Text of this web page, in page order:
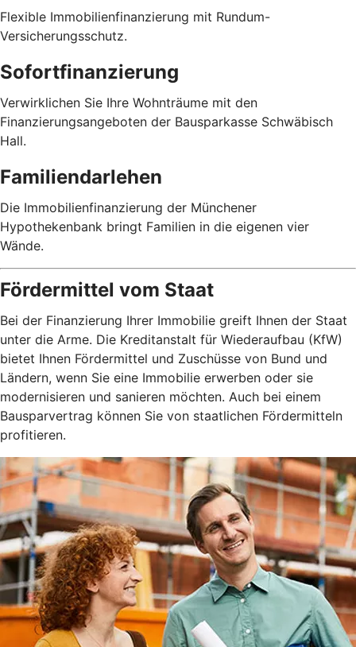
Flexible Immobilienfinanzierung mit Rundum-
Versicherungsschutz.
Sofortfinanzierung
Verwirklichen Sie Ihre Wohnträume mit den
Finanzierungsangeboten der Bausparkasse Schwäbisch
Hall.
Familiendarlehen
Die Immobilienfinanzierung der Münchener
Hypothekenbank bringt Familien in die eigenen vier
Wände.
Fördermittel vom Staat
Bei der Finanzierung Ihrer Immobilie greift Ihnen der Staat
unter die Arme. Die Kreditanstalt für Wiederaufbau (KfW)
bietet Ihnen Fördermittel und Zuschüsse von Bund und
Ländern, wenn Sie eine Immobilie erwerben oder sie
modernisieren und sanieren möchten. Auch bei einem
Bausparvertrag können Sie von staatlichen Fördermitteln
profitieren.